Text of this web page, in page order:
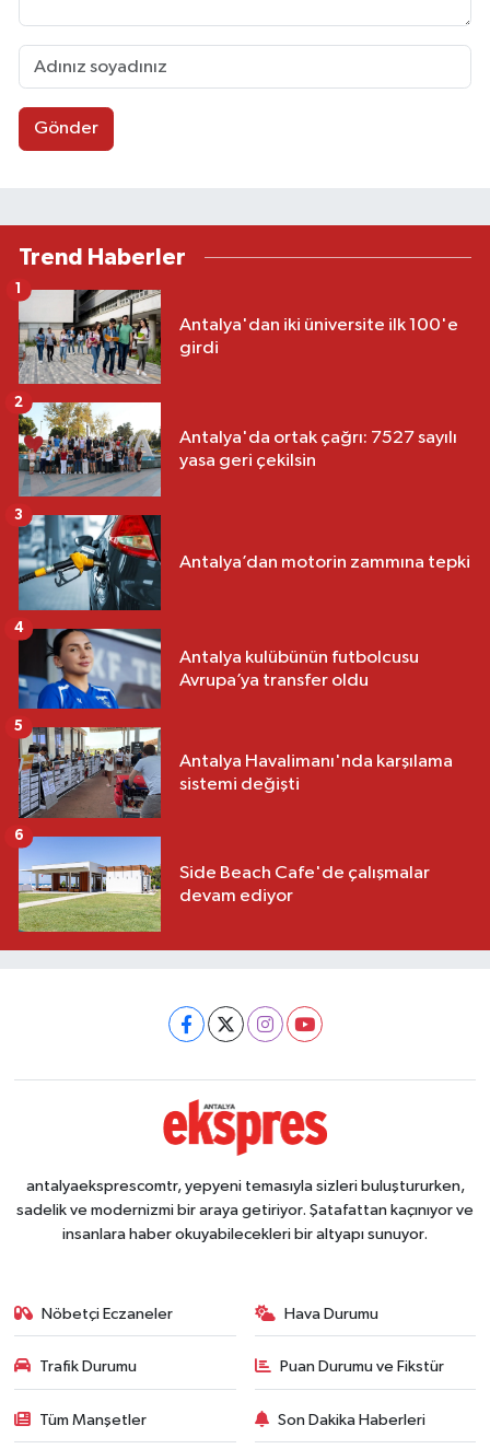
Gönder
Trend Haberler
Antalya'dan iki üniversite ilk 100'e
girdi
1
Antalya'da ortak çağrı: 7527 sayılı
yasa geri çekilsin
2
Antalya’dan motorin zammına tepki
3
Antalya kulübünün futbolcusu
Avrupa’ya transfer oldu
4
Antalya Havalimanı'nda karşılama
sistemi değişti
5
Side Beach Cafe'de çalışmalar
devam ediyor
6
antalyaeksprescomtr, yepyeni temasıyla sizleri buluştururken,
sadelik ve modernizmi bir araya getiriyor. Şatafattan kaçınıyor ve
insanlara haber okuyabilecekleri bir altyapı sunuyor.
Nöbetçi Eczaneler Hava Durumu
Trafik Durumu Puan Durumu ve Fikstür
Tüm Manşetler Son Dakika Haberleri